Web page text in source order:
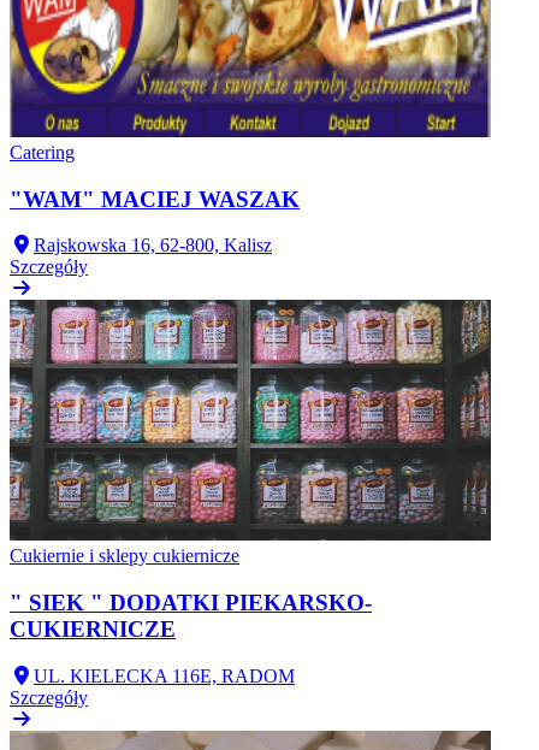
Catering
"WAM" MACIEJ WASZAK
Rajskowska 16, 62-800, Kalisz
Szczegóły
Cukiernie i sklepy cukiernicze
" SIEK " DODATKI PIEKARSKO-
CUKIERNICZE
UL. KIELECKA 116E, RADOM
Szczegóły